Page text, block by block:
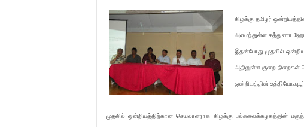
கிழக்கு தமிழர்
அமைந்துள்ள சத்துணா
இதன்போது முதலில்
அதிலுள்ள குறை நிறைகள்
ஒன்றியத்தின்
முதலில் ஒன்றியத்திற்கான செயலாளராக கிழக்கு பல்கலைக்கழகத்தின்